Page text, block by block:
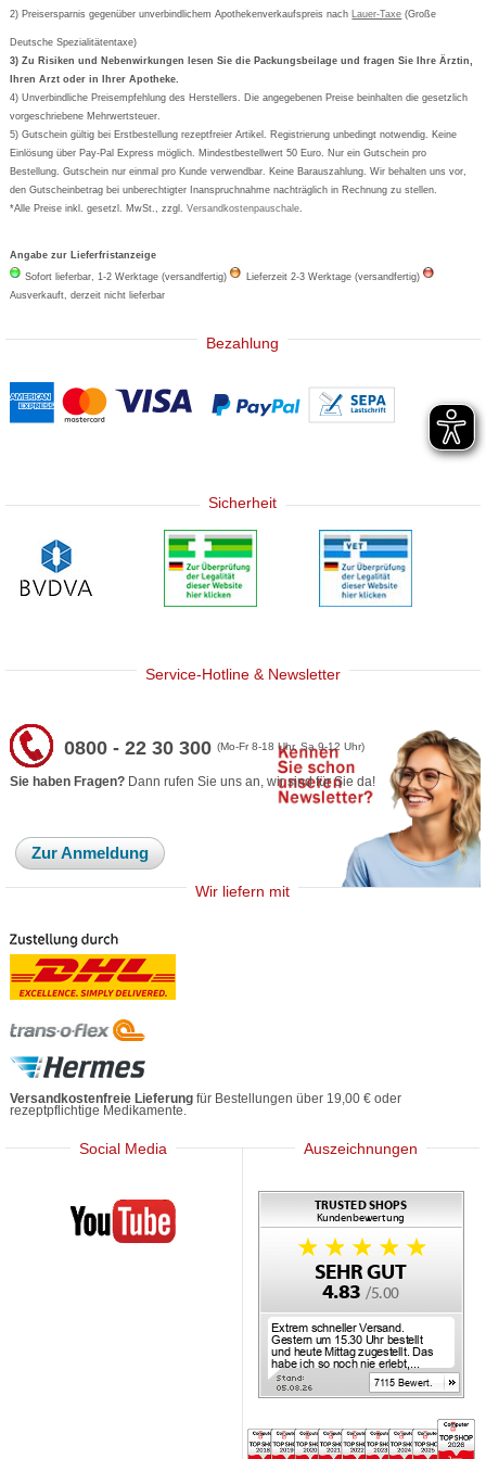
Vertrag widerrufen
Newsletteranmeldung
Formoline
Wick
Eucerin
Basica
2) Preisersparnis gegenüber unverbindlichem Apothekenverkaufspreis nach Lauer-Taxe (Große
Deutsche Spezialitätentaxe)
3) Zu Risiken und Nebenwirkungen lesen Sie die Packungsbeilage und fragen Sie Ihre Ärztin,
Ihren Arzt oder in Ihrer Apotheke.
4) Unverbindliche Preisempfehlung des Herstellers. Die angegebenen Preise beinhalten die gesetzlich
vorgeschriebene Mehrwertsteuer.
5) Gutschein gültig bei Erstbestellung rezeptfreier Artikel. Registrierung unbedingt notwendig. Keine
Einlösung über Pay-Pal Express möglich. Mindestbestellwert 50 Euro. Nur ein Gutschein pro
Bestellung. Gutschein nur einmal pro Kunde verwendbar. Keine Barauszahlung. Wir behalten uns vor,
den Gutscheinbetrag bei unberechtigter Inanspruchnahme nachträglich in Rechnung zu stellen.
*Alle Preise inkl. gesetzl. MwSt., zzgl.Versandkostenpauschale
Angabe zur Lieferfristanzeige
Sofort lieferbar, 1-2 Werktage (versandfertig)
Lieferzeit 2-3 Werktage (versandfertig)
Ausverkauft, derzeit nicht lieferbar
Bezahlung
Sicherheit
Service-Hotline & Newsletter
0800 - 22 30 300(Mo-Fr 8-18 Uhr, Sa 9-12 Uhr)
Sie haben Fragen? Dann rufen Sie uns an, wir sind für Sie da!
Zur Anmeldung
Wir liefern mit
Versandkostenfreie Lieferung für Bestellungen über 19,00 € oder
rezeptpflichtige Medikamente.
Social Media
Mediherz
Auszeichnungen